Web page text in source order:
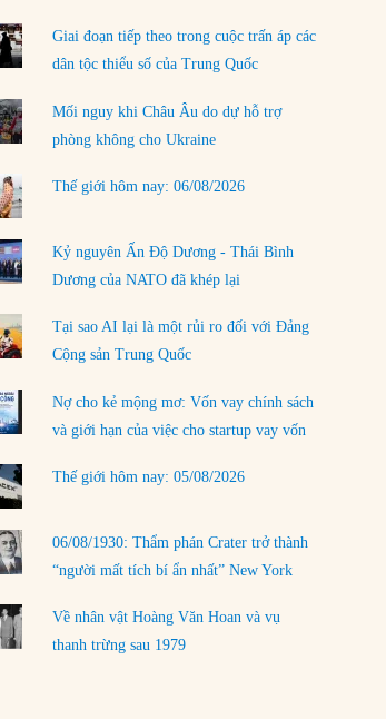
Làm thế nào để kết thúc Chiến tranh Iran?
01/08/2026
Chiến lược kế tiếp của Bắc Kinh ở Biển Đông
31/07/2026
Trật tự thế giới mới: Các nước nhỏ sẽ luôn
phải chịu đựng?
30/07/2026
LOAD MORE
Giai đoạn tiếp theo trong cuộc trấn áp các
dân tộc thiểu số của Trung Quốc
Mối nguy khi Châu Âu do dự hỗ trợ
phòng không cho Ukraine
Thế giới hôm nay: 06/08/2026
Kỷ nguyên Ấn Độ Dương - Thái Bình
Dương của NATO đã khép lại
Tại sao AI lại là một rủi ro đối với Đảng
Cộng sản Trung Quốc
Nợ cho kẻ mộng mơ: Vốn vay chính sách
và giới hạn của việc cho startup vay vốn
Thế giới hôm nay: 05/08/2026
06/08/1930: Thẩm phán Crater trở thành
“người mất tích bí ẩn nhất” New York
Về nhân vật Hoàng Văn Hoan và vụ
thanh trừng sau 1979